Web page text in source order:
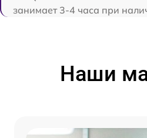
занимает 3-4 часа при
Наши